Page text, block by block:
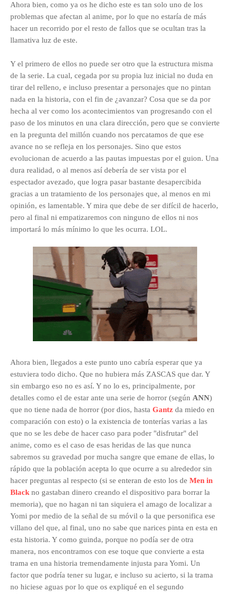
Ahora bien, como ya os he dicho este es tan solo uno de los
problemas que afectan al anime, por lo que no estaría de más
hacer un recorrido por el resto de fallos que se ocultan tras la
llamativa luz de este.
Y el primero de ellos no puede ser otro que la estructura misma
de la serie. La cual, cegada por su propia luz inicial no duda en
tirar del relleno, e incluso presentar a personajes que no pintan
nada en la historia, con el fin de ¿avanzar? Cosa que se da por
hecha al ver como los acontecimientos van progresando con el
paso de los minutos en una clara dirección, pero que se convierte
en la pregunta del millón cuando nos percatamos de que ese
avance no se refleja en los personajes. Sino que estos
evolucionan de acuerdo a las pautas impuestas por el guion. Una
dura realidad, o al menos así debería de ser vista por el
espectador avezado, que logra pasar bastante desapercibida
gracias a un tratamiento de los personajes que, al menos en mi
opinión, es lamentable. Y mira que debe de ser difícil de hacerlo,
pero al final ni empatizaremos con ninguno de ellos ni nos
importará lo más mínimo lo que les ocurra. LOL.
Ahora bien, llegados a este punto uno cabría esperar que ya
estuviera todo dicho. Que no hubiera más ZASCAS que dar. Y
sin embargo eso no es así. Y no lo es, principalmente, por
detalles como el de estar ante una serie de horror (según ANN)
que no tiene nada de horror (por dios, hasta Gantz da miedo en
comparación con esto) o la existencia de tonterías varias a las
que no se les debe de hacer caso para poder "disfrutar" del
anime, como es el caso de esas heridas de las que nunca
sabremos su gravedad por mucha sangre que emane de ellas, lo
rápido que la población acepta lo que ocurre a su alrededor sin
hacer preguntas al respecto (si se enteran de esto los de Men in
Black no gastaban dinero creando el dispositivo para borrar la
memoria), que no hagan ni tan siquiera el amago de localizar a
Yomi por medio de la señal de su móvil o la que personifica ese
villano del que, al final, uno no sabe que narices pinta en esta en
esta historia. Y como guinda, porque no podía ser de otra
manera, nos encontramos con ese toque que convierte a esta
trama en una historia tremendamente injusta para Yomi. Un
factor que podría tener su lugar, e incluso su acierto, si la trama
no hiciese aguas por lo que os expliqué en el segundo